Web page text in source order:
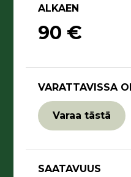
ALKAEN
90 €
VARATTAVISSA
Varaa tästä
SAATAVUUS